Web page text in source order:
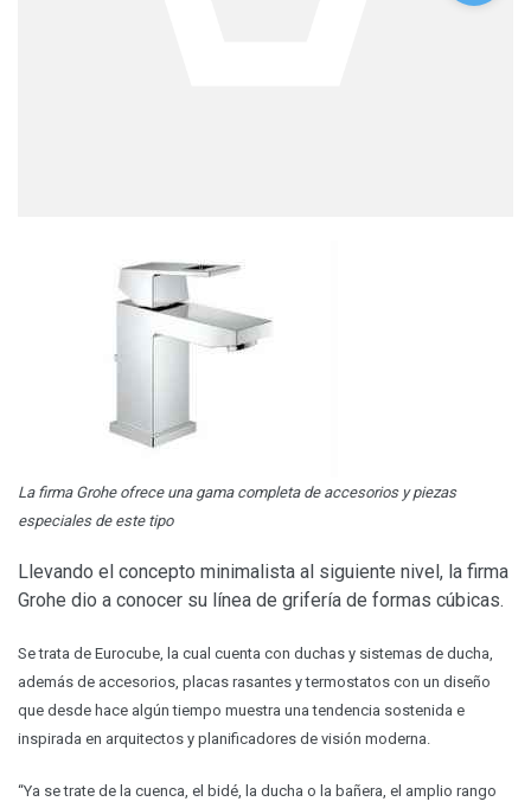
La firma Grohe ofrece una gama completa de accesorios y piezas
especiales de este tipo
Llevando el concepto minimalista al siguiente nivel, la firma
Grohe dio a conocer su línea de grifería de formas cúbicas.
Se trata de Eurocube, la cual cuenta con duchas y sistemas de ducha,
además de accesorios, placas rasantes y termostatos con un diseño
que desde hace algún tiempo muestra una tendencia sostenida e
inspirada en arquitectos y planificadores de visión moderna.
“Ya se trate de la cuenca, el bidé, la ducha o la bañera, el amplio rango